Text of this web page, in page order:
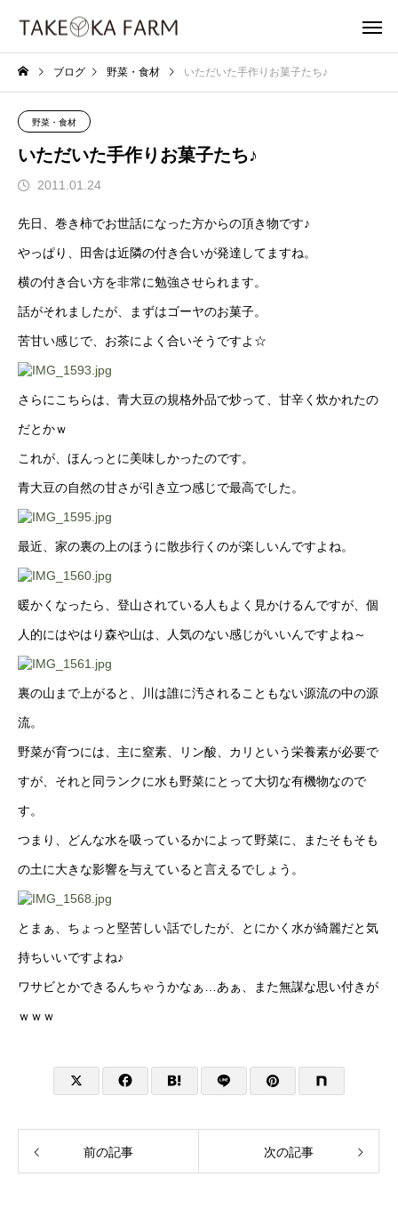
ブログ 野菜・食材 いただいた手作りお菓子たち♪
野菜・食材
いただいた手作りお菓子たち♪
2011.01.24
先日、巻き柿でお世話になった方からの頂き物です♪
やっぱり、田舎は近隣の付き合いが発達してますね。
横の付き合い方を非常に勉強させられます。
話がそれましたが、まずはゴーヤのお菓子。
苦甘い感じで、お茶によく合いそうですよ☆
さらにこちらは、青大豆の規格外品で炒って、甘辛く炊かれたの
だとかｗ
これが、ほんっとに美味しかったのです。
青大豆の自然の甘さが引き立つ感じで最高でした。
最近、家の裏の上のほうに散歩行くのが楽しいんですよね。
暖かくなったら、登山されている人もよく見かけるんですが、個
人的にはやはり森や山は、人気のない感じがいいんですよね～
裏の山まで上がると、川は誰に汚されることもない源流の中の源
流。
野菜が育つには、主に窒素、リン酸、カリという栄養素が必要で
すが、それと同ランクに水も野菜にとって大切な有機物なので
す。
つまり、どんな水を吸っているかによって野菜に、またそもそも
の土に大きな影響を与えていると言えるでしょう。
とまぁ、ちょっと堅苦しい話でしたが、とにかく水が綺麗だと気
持ちいいですよね♪
ワサビとかできるんちゃうかなぁ…あぁ、また無謀な思い付きが
ｗｗｗ
前の記事 次の記事